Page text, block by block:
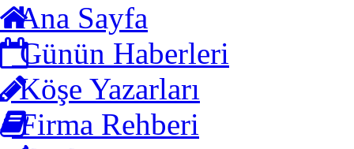
Ana Sayfa
Günün Haberleri
Köşe Yazarları
Firma Rehberi